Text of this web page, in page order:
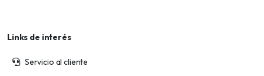
Links de interés
Servicio al cliente